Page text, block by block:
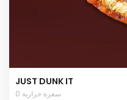
JUST DUNK IT
0 سعرة حرارية